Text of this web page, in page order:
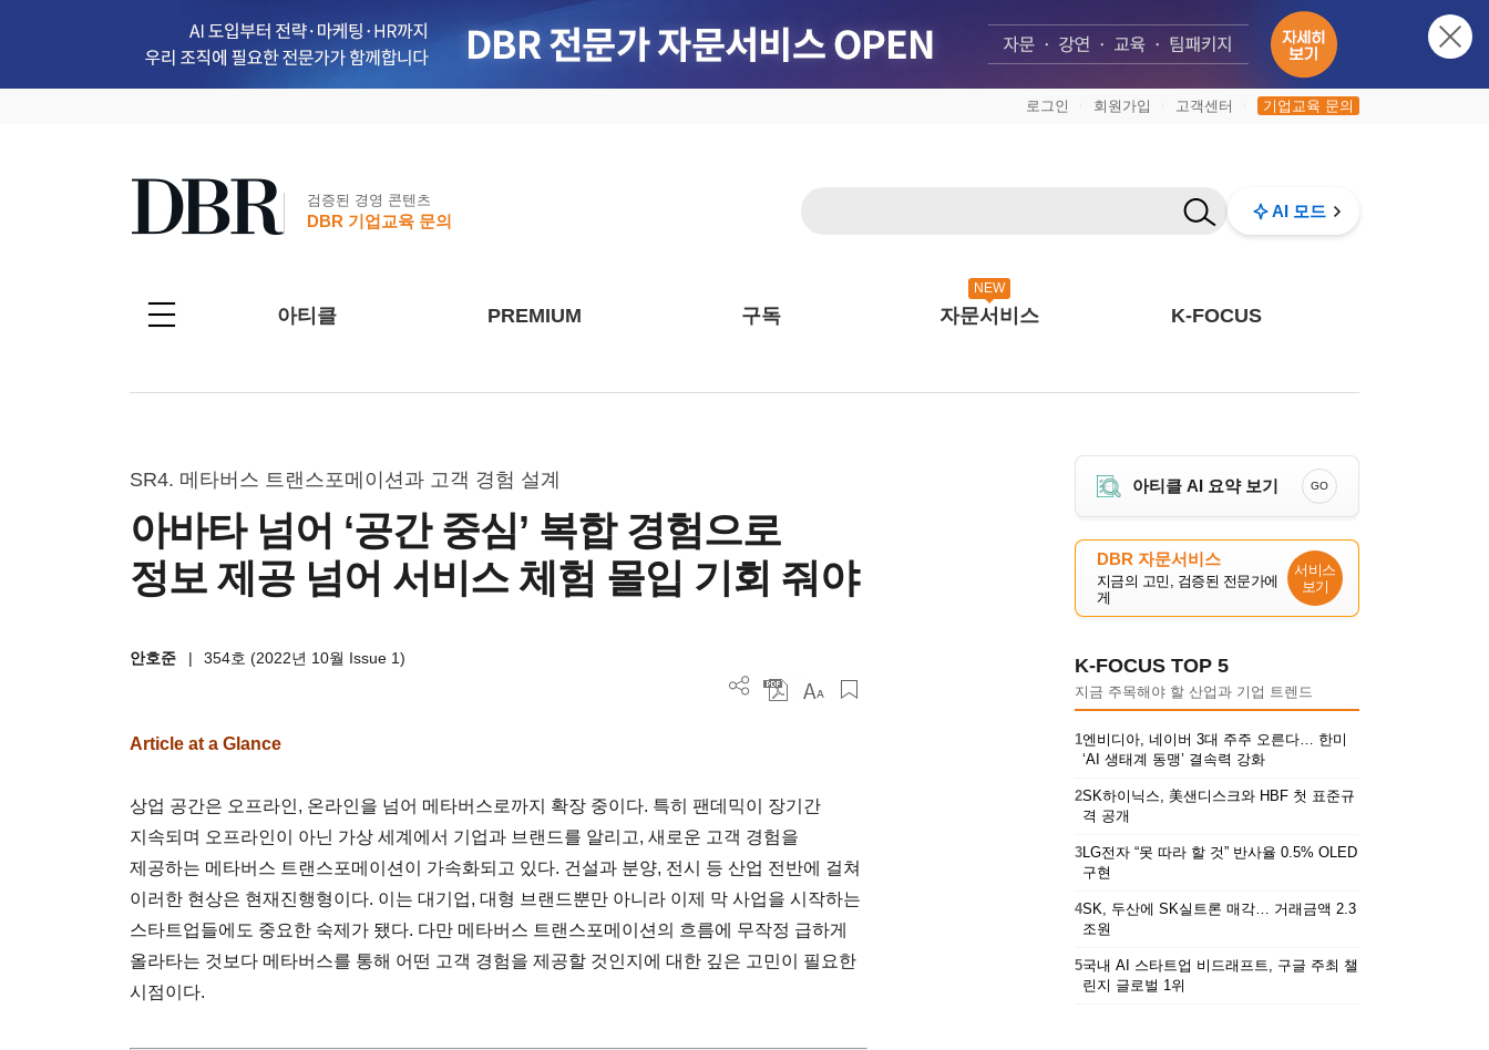
로그인 회원가입 고객센터 기업교육 문의
검증된 경영 콘텐츠
DBR 기업교육 문의
AI 모드
아티클 PREMIUM 구독
NEW
자문서비스 K-FOCUS
SR4. 메타버스 트랜스포메이션과 고객 경험 설계
아바타 넘어 ‘공간 중심’ 복합 경험으로
정보 제공 넘어 서비스 체험 몰입 기회 줘야
안호준 | 354호 (2022년 10월 Issue 1)
Article at a Glance
상업 공간은 오프라인, 온라인을 넘어 메타버스로까지 확장 중이다. 특히 팬데믹이 장기간
지속되며 오프라인이 아닌 가상 세계에서 기업과 브랜드를 알리고, 새로운 고객 경험을
제공하는 메타버스 트랜스포메이션이 가속화되고 있다. 건설과 분양, 전시 등 산업 전반에 걸쳐
이러한 현상은 현재진행형이다. 이는 대기업, 대형 브랜드뿐만 아니라 이제 막 사업을 시작하는
스타트업들에도 중요한 숙제가 됐다. 다만 메타버스 트랜스포메이션의 흐름에 무작정 급하게
올라타는 것보다 메타버스를 통해 어떤 고객 경험을 제공할 것인지에 대한 깊은 고민이 필요한
시점이다.
아티클 AI 요약 보기 GO
DBR 자문서비스
지금의 고민, 검증된 전문가에
게
서비스
보기
K-FOCUS TOP 5
지금 주목해야 할 산업과 기업 트렌드
1엔비디아, 네이버 3대 주주 오른다… 한미
‘AI 생태계 동맹’ 결속력 강화
2SK하이닉스, 美샌디스크와 HBF 첫 표준규
격 공개
3LG전자 “못 따라 할 것” 반사율 0.5% OLED
구현
4SK, 두산에 SK실트론 매각… 거래금액 2.3
조원
5국내 AI 스타트업 비드래프트, 구글 주최 챌
린지 글로벌 1위